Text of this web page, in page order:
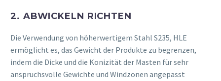
2. ABWICKELN RICHTEN
Die Verwendung von höherwertigem Stahl S235, HLE
ermöglicht es, das Gewicht der Produkte zu begrenzen,
indem die Dicke und die Konizität der Masten für sehr
anspruchsvolle Gewichte und Windzonen angepasst